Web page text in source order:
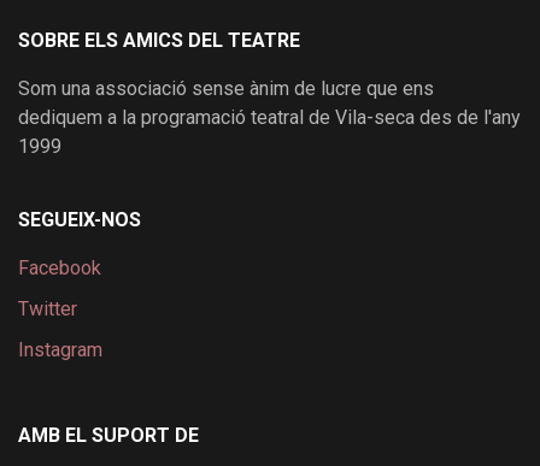
SOBRE ELS AMICS DEL TEATRE
Som una associació sense ànim de lucre que ens
dediquem a la programació teatral de Vila-seca des de l'any
1999
SEGUEIX-NOS
Facebook
Twitter
Instagram
AMB EL SUPORT DE